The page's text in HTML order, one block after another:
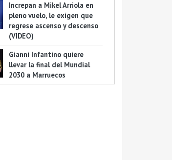
Increpan a Mikel Arriola en
pleno vuelo, le exigen que
regrese ascenso y descenso
(VIDEO)
Gianni Infantino quiere
llevar la final del Mundial
2030 a Marruecos